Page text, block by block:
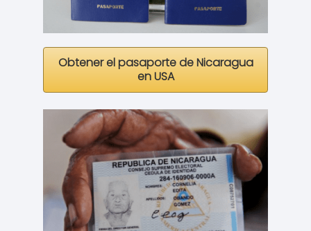
Obtener el pasaporte de Nicaragua
en USA